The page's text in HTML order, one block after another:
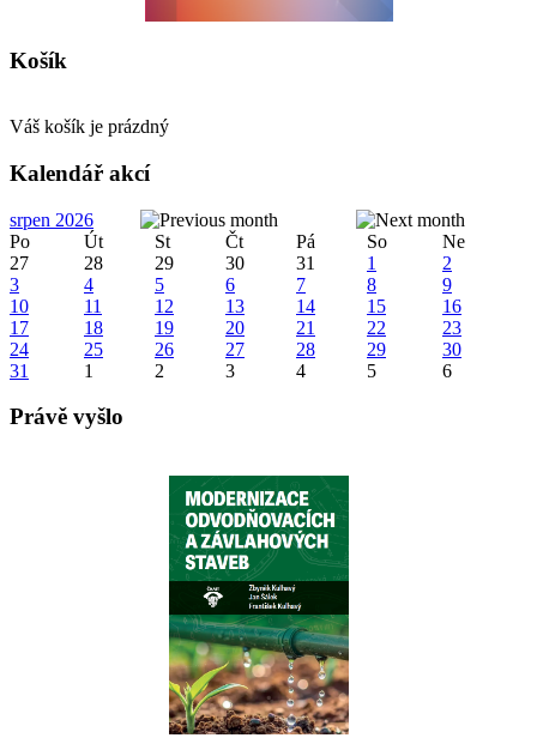
Košík
Váš košík je prázdný
Kalendář akcí
srpen 2026
Po
Út St Čt Pá So
Ne
27
28 29 30 31 1
2
3
4 5 6 7 8
9
10
11 12 13 14 15
16
17
18 19 20 21 22
23
24
25 26 27 28 29
30
31
1 2 3 4 5 6
Právě vyšlo